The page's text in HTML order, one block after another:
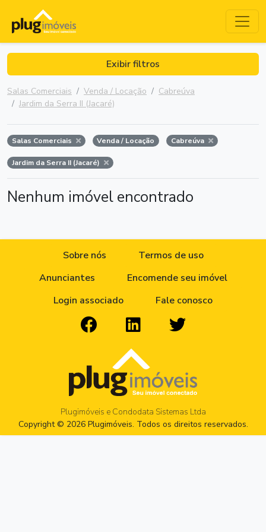
Exibir filtros
Salas Comerciais Venda / Locação
Cabreúva
Jardim da Serra II (Jacaré)
Salas Comerciais Venda / Locação Cabreúva
Jardim da Serra II (Jacaré)
Nenhum imóvel encontrado
Sobre nós
Termos de uso
Anunciantes
Encomende seu imóvel
Login associado
Fale conosco
Plugimóveis e Condodata Sistemas Ltda
Copyright © 2026 Plugimóveis. Todos os direitos reservados.